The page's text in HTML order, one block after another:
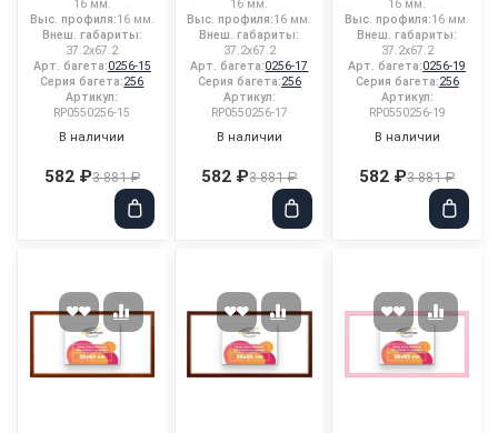
16 мм.
Выс. профиля:16 мм.
Внеш. габариты:
37.2x67.2
Арт. багета:0256-15
Серия багета:256
Артикул:
RP0550256-15
В наличии
582 ₽3 881 ₽
16 мм.
Выс. профиля:16 мм.
Внеш. габариты:
37.2x67.2
Арт. багета:0256-17
Серия багета:256
Артикул:
RP0550256-17
В наличии
582 ₽3 881 ₽
16 мм.
Выс. профиля:16 мм.
Внеш. габариты:
37.2x67.2
Арт. багета:0256-19
Серия багета:256
Артикул:
RP0550256-19
В наличии
582 ₽3 881 ₽